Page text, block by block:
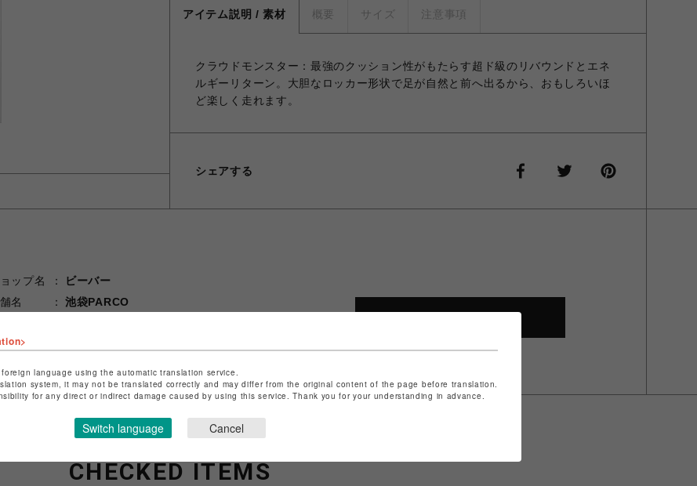
アイテム説明 / 素材 概要 サイズ 注意事項
クラウドモンスター：最強のクッション性がもたらす超ド級のリバウンドとエネ
ルギーリターン。大胆なロッカー形状で足が自然と前へ出るから、おもしろいほ
ど楽しく走れます。
シェアする
ップ名
ビーバー
名
池袋PARCO
ップお問い合わせはこちら
CHECKED ITEMS
language using the automatic translation service.
system, it may not be translated correctly and may differ from the original content of the page before translation.
for any direct or indirect damage caused by using this service. Thank you for your understanding in advance.
Switch language Cancel